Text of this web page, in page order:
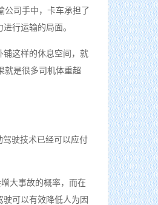
公司手中，卡车承担了
行运输的局面。
铺这样的休息空间，就
就是很多司机体重超
驶技术已经可以应付
大事故的概率，而在
可以有效降低人为因